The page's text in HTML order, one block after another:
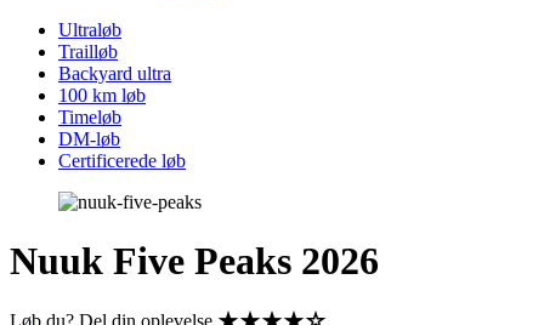
Ultraløb
Trailløb
Backyard ultra
100 km løb
Timeløb
DM-løb
Certificerede løb
Nuuk Five Peaks 2026
Løb du? Del din oplevelse